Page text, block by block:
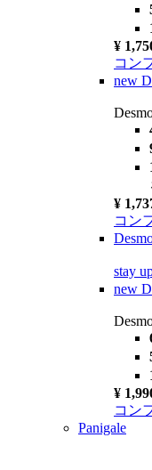
¥
コン
new
¥
コン
stay
new
¥
コン
Panigale